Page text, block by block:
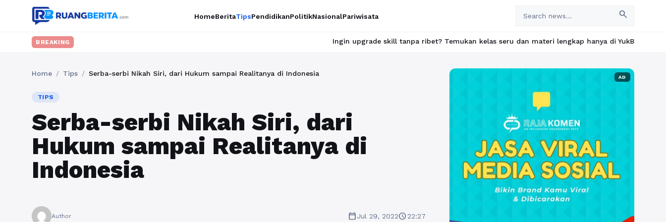
HomeBeritaTipsPendidikanPolitikNasionalPariwisata search
BREAKING Ingin upgrade skill tanpa ribet? Temukan kelas seru dan materi lengkap hanya di YukBelajar.com. Mulai
Home / Tips / Serba-serbi Nikah Siri, dari Hukum sampai Realitanya di Indonesia
TIPS
Serba-serbi Nikah Siri, dari
Hukum sampai Realitanya di
Indonesia
Author calendar_todayJul 29, 2022schedule22:27
AD